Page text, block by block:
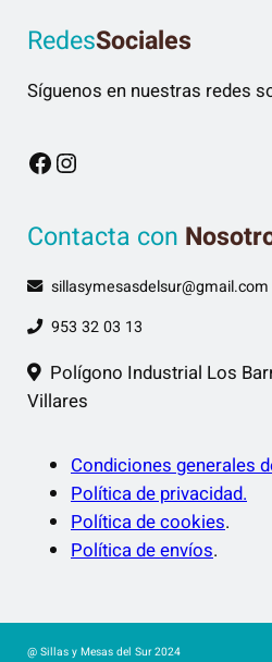
RedesSociales
Síguenos en nuestras redes
Facebook Instagram
Contacta con
sillasymesasdelsur@gmail.com
953 32 03 13
Polígono Industrial Los
Villares
Condiciones generales
Política de privacidad.
Política de cookies.
Política de envíos.
@ Sillas y Mesas del Sur 2024